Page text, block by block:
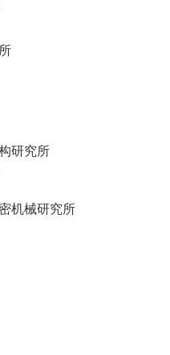
研究所
机械研究所